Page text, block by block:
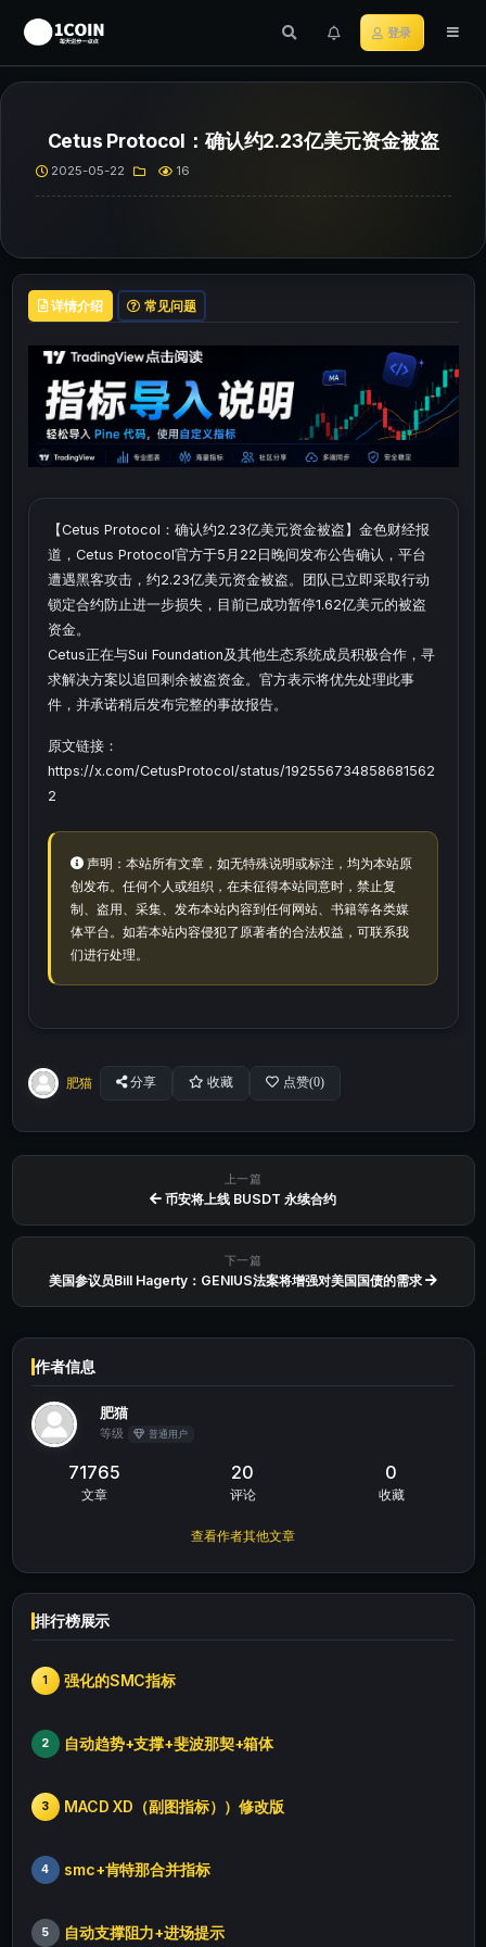
登录
Cetus Protocol：确认约2.23亿美元资金被盗
2025-05-22 16
详情介绍 常见问题
【Cetus Protocol：确认约2.23亿美元资金被盗】金色财经报
道，Cetus Protocol官方于5月22日晚间发布公告确认，平台
遭遇黑客攻击，约2.23亿美元资金被盗。团队已立即采取行动
锁定合约防止进一步损失，目前已成功暂停1.62亿美元的被盗
资金。
Cetus正在与Sui Foundation及其他生态系统成员积极合作，寻
求解决方案以追回剩余被盗资金。官方表示将优先处理此事
件，并承诺稍后发布完整的事故报告。
原文链接：
https://x.com/CetusProtocol/status/192556734858681562
2
声明：本站所有文章，如无特殊说明或标注，均为本站原
创发布。任何个人或组织，在未征得本站同意时，禁止复
制、盗用、采集、发布本站内容到任何网站、书籍等各类媒
体平台。如若本站内容侵犯了原著者的合法权益，可联系我
们进行处理。
肥猫 分享 收藏 点赞(0)
上一篇
币安将上线 BUSDT 永续合约
下一篇
美国参议员Bill Hagerty：GENIUS法案将增强对美国国债的需求
作者信息
肥猫
等级 普通用户
71765
文章
20
评论
0
收藏
查看作者其他文章
排行榜展示
1 强化的SMC指标
2 自动趋势+支撑+斐波那契+箱体
3 MACD XD（副图指标））修改版
4 smc+肯特那合并指标
5 自动支撑阻力+进场提示